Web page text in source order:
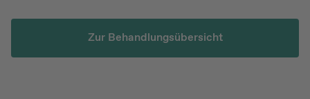
Zur Behandlungsübersicht